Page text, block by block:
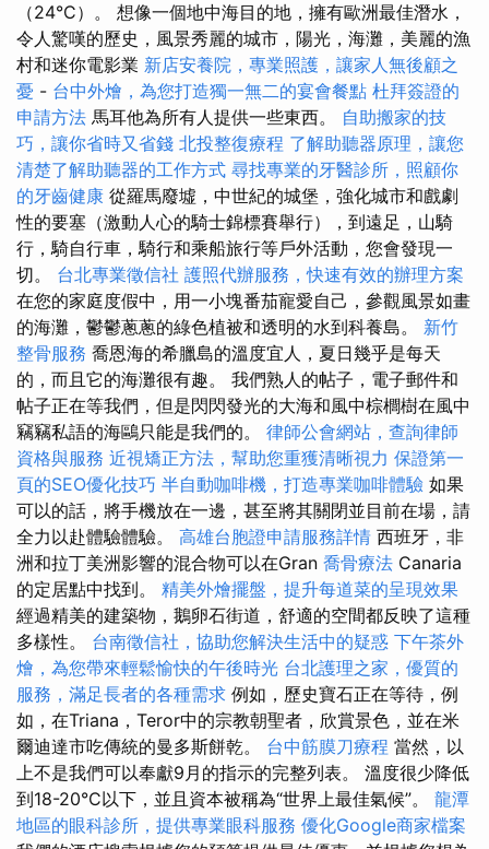
（24°C）。 想像一個地中海目的地，擁有歐洲最佳潛水，
令人驚嘆的歷史，風景秀麗的城市，陽光，海灘，美麗的漁
村和迷你電影業 新店安養院，專業照護，讓家人無後顧之
憂 - 台中外燴，為您打造獨一無二的宴會餐點 杜拜簽證的
申請方法 馬耳他為所有人提供一些東西。 自助搬家的技
巧，讓你省時又省錢 北投整復療程 了解助聽器原理，讓您
清楚了解助聽器的工作方式 尋找專業的牙醫診所，照顧你
的牙齒健康 從羅馬廢墟，中世紀的城堡，強化城市和戲劇
性的要塞（激動人心的騎士錦標賽舉行），到遠足，山騎
行，騎自行車，騎行和乘船旅行等戶外活動，您會發現一
切。 台北專業徵信社 護照代辦服務，快速有效的辦理方案
在您的家庭度假中，用一小塊番茄寵愛自己，參觀風景如畫
的海灘，鬱鬱蔥蔥的綠色植被和透明的水到科養島。 新竹
整骨服務 喬恩海的希臘島的溫度宜人，夏日幾乎是每天
的，而且它的海灘很有趣。 我們熟人的帖子，電子郵件和
帖子正在等我們，但是閃閃發光的大海和風中棕櫚樹在風中
竊竊私語的海鷗只能是我們的。 律師公會網站，查詢律師
資格與服務 近視矯正方法，幫助您重獲清晰視力 保證第一
頁的SEO優化技巧 半自動咖啡機，打造專業咖啡體驗 如果
可以的話，將手機放在一邊，甚至將其關閉並目前在場，請
全力以赴體驗體驗。 高雄台胞證申請服務詳情 西班牙，非
洲和拉丁美洲影響的混合物可以在Gran 喬骨療法 Canaria
的定居點中找到。 精美外燴擺盤，提升每道菜的呈現效果
經過精美的建築物，鵝卵石街道，舒適的空間都反映了這種
多樣性。 台南徵信社，協助您解決生活中的疑惑 下午茶外
燴，為您帶來輕鬆愉快的午後時光 台北護理之家，優質的
服務，滿足長者的各種需求 例如，歷史寶石正在等待，例
如，在Triana，Teror中的宗教朝聖者，欣賞景色，並在米
爾迪達市吃傳統的曼多斯餅乾。 台中筋膜刀療程 當然，以
上不是我們可以奉獻9月的指示的完整列表。 溫度很少降低
到18-20°C以下，並且資本被稱為“世界上最佳氣候”。 龍潭
地區的眼科診所，提供專業眼科服務 優化Google商家檔案